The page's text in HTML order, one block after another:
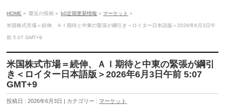
HOME » 最近の投稿 » b0定期更新情報 »マーケット »
米国株式市場＝続伸、ＡＩ期待と中東の緊張が綱引き＜ロイター日本語版＞2026年6月3日午
前 5:07 GMT+9
米国株式市場＝続伸、ＡＩ期待と中東の緊張が綱引
き＜ロイター日本語版＞2026年6月3日午前 5:07
GMT+9
投稿日 : 2026年6月3日 | カテゴリー : マーケット